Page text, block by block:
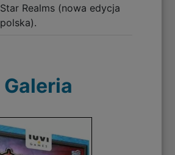
Star Realms (nowa edycja
polska).
Galeria